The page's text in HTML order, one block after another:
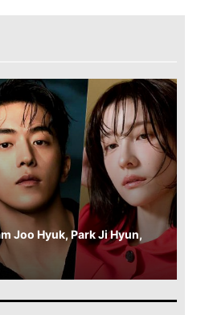
Joo Hyuk, Park Ji Hyun,